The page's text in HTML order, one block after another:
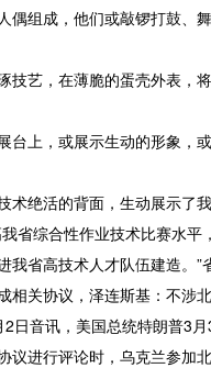
偶组成，他们或敲锣打鼓、
艺，在薄脆的蛋壳外表，
上，或展示生动的形象，
绝活的背面，生动展示了我
综合性作业技术比赛水平
省高技术人才队伍建造。”
关协议，泽连斯基：不涉
音讯，美国总统特朗普3月
议进行评论时，乌克兰参加